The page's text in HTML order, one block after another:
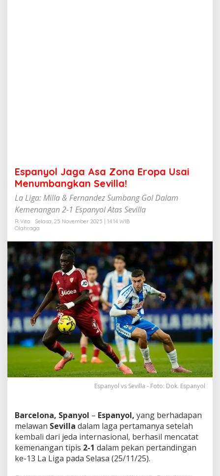
e
n
u
m
b
a
n
k
n
S
e
v
i
l
l
a
!
Espanyol Jaga Asa Zona Eropa Usai
Menumbangkan Sevilla!
La Liga: Milla & Fernandez Sumbang Gol Dalam
Kemenangan 2-1 Espanyol Atas Sevilla
R Vito
Selasa, 25 November 2025 | 14:14 WIB
Olahraga
Espanyol vs Sevilla - Foto: Dok. Espanyol
Barcelona, Spanyol – Espanyol, yang berhadapan
melawan Sevilla dalam laga pertamanya setelah
kembali dari jeda internasional, berhasil mencatat
kemenangan tipis 2-1 dalam pekan pertandingan
ke-13 La Liga pada Selasa (25/11/25).